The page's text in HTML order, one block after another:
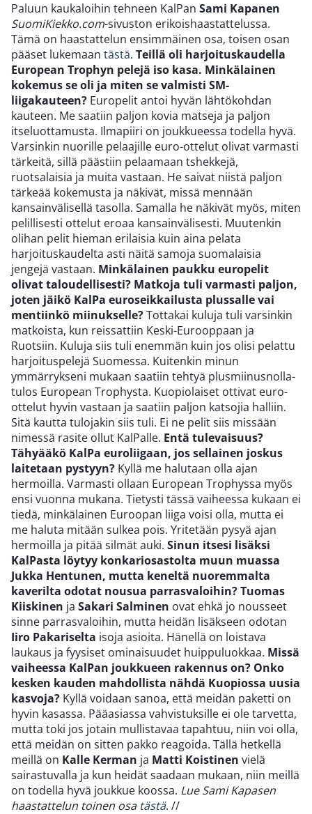
Paluun kaukaloihin tehneen KalPan Sami Kapanen
SuomiKiekko.com-sivuston erikoishaastattelussa.
Tämä on haastattelun ensimmäinen osa, toisen osan
pääset lukemaan tästä. Teillä oli harjoituskaudella
European Trophyn pelejä iso kasa. Minkälainen
kokemus se oli ja miten se valmisti SM-
liigakauteen? Europelit antoi hyvän lähtökohdan
kauteen. Me saatiin paljon kovia matseja ja paljon
itseluottamusta. Ilmapiiri on joukkueessa todella hyvä.
Varsinkin nuorille pelaajille euro-ottelut olivat varmasti
tärkeitä, sillä päästiin pelaamaan tshekkejä,
ruotsalaisia ja muita vastaan. He saivat niistä paljon
tärkeää kokemusta ja näkivät, missä mennään
kansainvälisellä tasolla. Samalla he näkivät myös, miten
pelillisesti ottelut eroaa kansainvälisesti. Muutenkin
olihan pelit hieman erilaisia kuin aina pelata
harjoituskaudelta asti näitä samoja suomalaisia
jengejä vastaan. Minkälainen paukku europelit
olivat taloudellisesti? Matkoja tuli varmasti paljon,
joten jäikö KalPa euroseikkailusta plussalle vai
mentiinkö miinukselle?Tottakai kuluja tuli varsinkin
matkoista, kun reissattiin Keski-Eurooppaan ja
Ruotsiin. Kuluja siis tuli enemmän kuin jos olisi pelattu
harjoituspelejä Suomessa. Kuitenkin minun
ymmärrykseni mukaan saatiin tehtyä plusmiinusnolla-
tulos European Trophysta. Kuopiolaiset ottivat euro-
ottelut hyvin vastaan ja saatiin paljon katsojia halliin.
Sitä kautta tulojakin siis tuli. Ei ne pelit siis missään
nimessä rasite ollut KalPalle. Entä tulevaisuus?
Tähyääkö KalPa euroliigaan, jos sellainen joskus
laitetaan pystyyn? Kyllä me halutaan olla ajan
hermoilla. Varmasti ollaan European Trophyssa myös
ensi vuonna mukana. Tietysti tässä vaiheessa kukaan ei
tiedä, minkälainen Euroopan liiga voisi olla, mutta ei
me haluta mitään sulkea pois. Yritetään pysyä ajan
hermoilla ja pitää silmät auki. Sinun itsesi lisäksi
KalPasta löytyy konkariosastolta muun muassa
Jukka Hentunen, mutta keneltä nuoremmalta
kaverilta odotat nousua parrasvaloihin?Tuomas
Kiiskinen ja Sakari Salminen ovat ehkä jo nousseet
sinne parrasvaloihin, mutta heidän lisäkseen odotan
Iiro Pakariselta isoja asioita. Hänellä on loistava
laukaus ja fyysiset ominaisuudet huippuluokkaa. Missä
vaiheessa KalPan joukkueen rakennus on? Onko
kesken kauden mahdollista nähdä Kuopiossa uusia
kasvoja? Kyllä voidaan sanoa, että meidän paketti on
hyvin kasassa. Pääasiassa vahvistuksille ei ole tarvetta,
mutta toki jos jotain mullistavaa tapahtuu, niin voi olla,
että meidän on sitten pakko reagoida. Tällä hetkellä
meillä on Kalle Kerman ja Matti Koistinen vielä
sairastuvalla ja kun heidät saadaan mukaan, niin meillä
on todella hyvä joukkue koossa. Lue Sami Kapasen
haastattelun toinen osa tästä. //